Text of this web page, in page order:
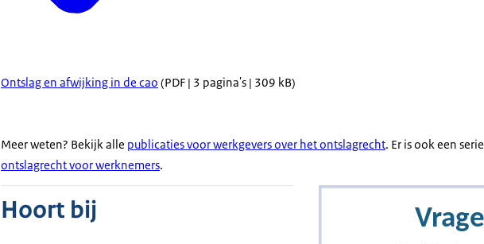
Ontslag en afwijking in de cao (PDF | 3 pagina's | 309 kB)
Meer weten? Bekijk alle publicaties voor werkgevers over het ontslagrecht. Er is ook een serie
ontslagrecht voor werknemers.
Hoort bij